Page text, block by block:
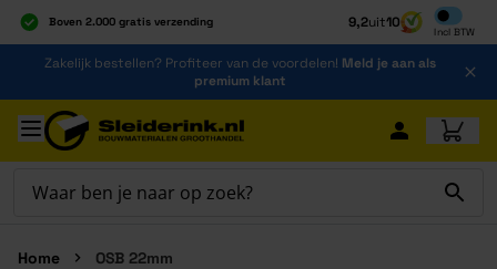
Boven 2.000 gratis verzending
Al 40 jaar dé specialist
Alles onder één dak
9,2uit10
Incl BTW
Inclusief
Ga naar de inhoud
Zakelijk bestellen? Profiteer van de voordelen! Meld je aan als
premium klant
Ga naar hoofdinhoud
Home OSB 22mm